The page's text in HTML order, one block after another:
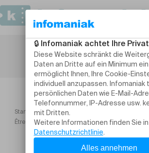
Startseite
Être drôle, chapitre 1. Avec Lord Betterave Atelier